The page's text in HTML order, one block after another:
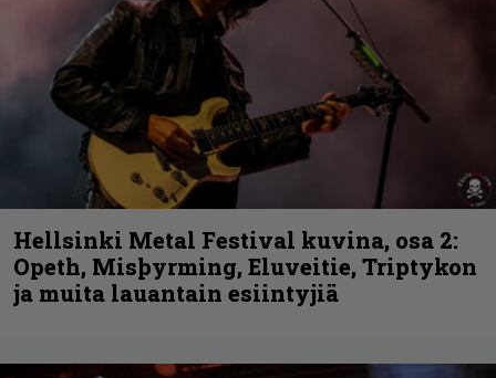
Hellsinki Metal Festival kuvina, osa 2:
Opeth, Misþyrming, Eluveitie, Triptykon
ja muita lauantain esiintyjiä